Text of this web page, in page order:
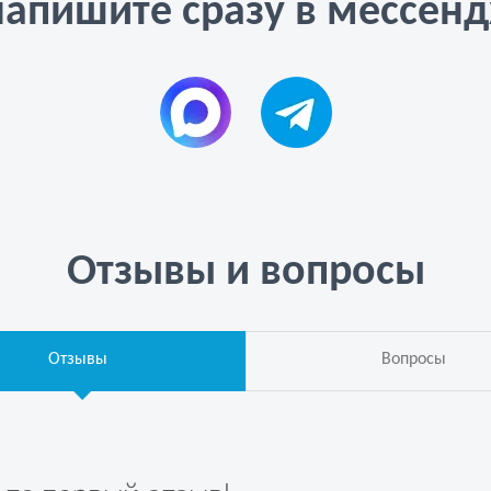
сразу в
Отзывы и вопросы
Отзывы Вопросы